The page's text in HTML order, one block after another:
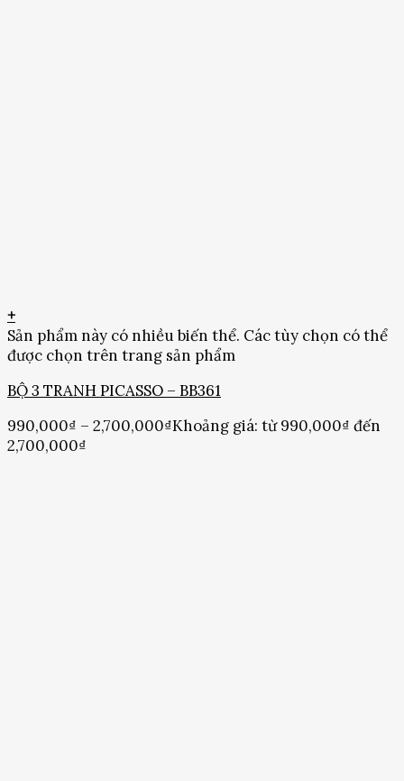
+
Sản phẩm này có nhiều biến thể. Các tùy chọn có thể
được chọn trên trang sản phẩm
BỘ 3 TRANH PICASSO – BB361
990,000₫ – 2,700,000₫Khoảng giá: từ 990,000₫ đến
2,700,000₫